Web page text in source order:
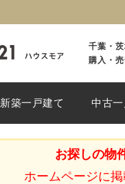
千葉・
購入・
新築一戸建て 中古
お探しの物
ホームページに